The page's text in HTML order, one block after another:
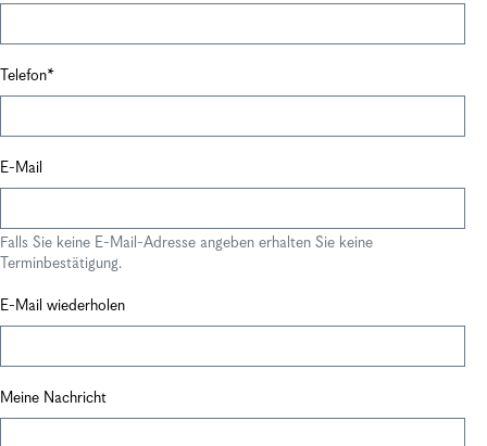
Telefon
E-Mail
Falls Sie keine E-Mail-Adresse angeben erhalten Sie keine
Terminbestätigung.
E-Mail wiederholen
Meine Nachricht